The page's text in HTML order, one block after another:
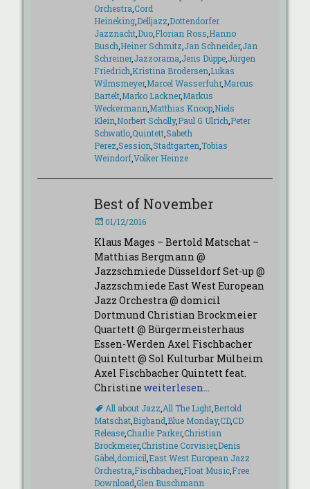
Orchestra Cord
Heineking, Delljazz Dottendorfer
Jazznacht, Duo, Florian Ross Hanno
Busch Heiner Schmitz Jan Schneider,Jan
Schreiner,Jazzorama Jens Düppe, Jürgen
Friedrich Kristina Brodersen Lukas
Wilmsmeyer,Marcel Wasserfuhr,Marcus
Bartelt, Marko Lackner,Markus
Weckermann Matthias Knoop, Niels
Klein Norbert Scholly,Paul G Ulrich Peter
Schwatlo,Quintett,Sabeth
Perez Session Stadtgarten Tobias
Weindorf,Volker Heinze
Best of November
Veröffentlicht
01/12/2016
Klaus Mages – Bertold Matschat –
Matthias Bergmann @
Jazzschmiede Düsseldorf Set-up @
Jazzschmiede East West European
Jazz Orchestra @ domicil
Dortmund Christian Brockmeier
Quartett @ Bürgermeisterhaus
Essen-Werden Axel Fischbacher
Quintett @ Sol Kulturbar Mülheim
Axel Fischbacher Quintett feat.
Christine weiterlesen…
Schlagworte
All about Jazz All The Light, Bertold
Matschat, Bigband Blue Monday,CD,CD
Release,Charlie Parker,Christian
Brockmeier,Christine Corvisier,Denis
Gäbel domicil East West European Jazz
Orchestra Fischbacher,Float Music, Free
Download Glen Buschmann